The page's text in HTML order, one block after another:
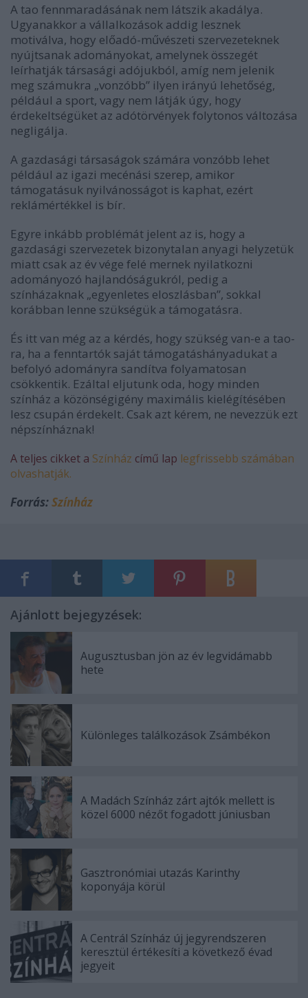
A tao fennmaradásának nem látszik akadálya.
Ugyanakkor a vállalkozások addig lesznek
motiválva, hogy előadó-művészeti szervezeteknek
nyújtsanak adományokat, amelynek összegét
leírhatják társasági adójukból, amíg nem jelenik
meg számukra „vonzóbb” ilyen irányú lehetőség,
például a sport, vagy nem látják úgy, hogy
érdekeltségüket az adótörvények folytonos változása
negligálja.
A gazdasági társaságok számára vonzóbb lehet
például az igazi mecénási szerep, amikor
támogatásuk nyilvánosságot is kaphat, ezért
reklámértékkel is bír.
Egyre inkább problémát jelent az is, hogy a
gazdasági szervezetek bizonytalan anyagi helyzetük
miatt csak az év vége felé mernek nyilatkozni
adományozó hajlandóságukról, pedig a
színházaknak „egyenletes eloszlásban”, sokkal
korábban lenne szükségük a támogatásra.
És itt van még az a kérdés, hogy szükség van-e a tao-
ra, ha a fenntartók saját támogatáshányadukat a
befolyó adományra sandítva folyamatosan
csökkentik. Ezáltal eljutunk oda, hogy minden
színház a közönségigény maximális kielégítésében
lesz csupán érdekelt. Csak azt kérem, ne nevezzük ezt
népszínháznak!
A teljes cikket a Színház című lap legfrissebb számában
olvashatják.
Forrás:Színház
Ajánlott bejegyzések:
Augusztusban jön az év legvidámabb
hete
Különleges találkozások Zsámbékon
A Madách Színház zárt ajtók mellett is
közel 6000 nézőt fogadott júniusban
Gasztronómiai utazás Karinthy
koponyája körül
A Centrál Színház új jegyrendszeren
keresztül értékesíti a következő évad
jegyeit